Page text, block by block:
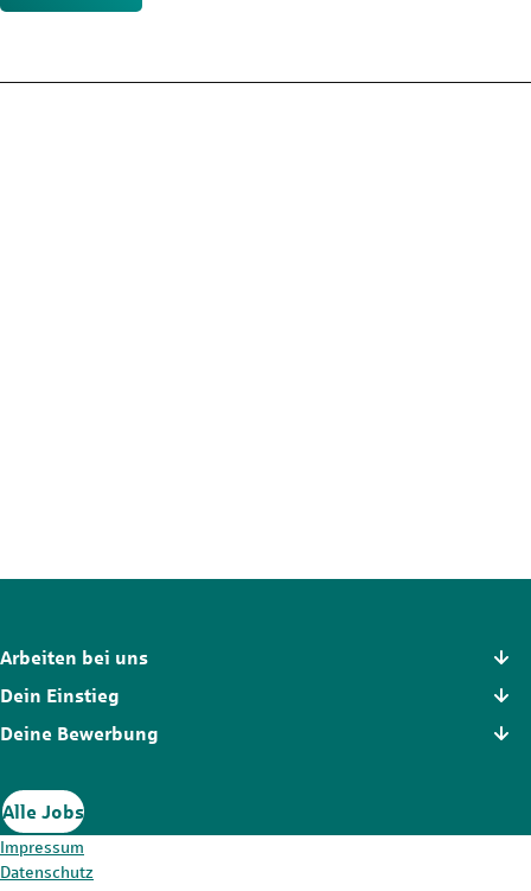
Arbeiten bei uns
Dein Einstieg
Deine Bewerbung
Alle Jobs
Impressum
Datenschutz